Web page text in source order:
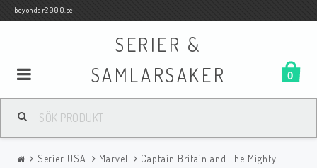
beyonder2000.se
SERIER &
SAMLARSAKER
0
Samlar- och Spelkort
Serier USA Marvel
Captain Britain and The Mighty